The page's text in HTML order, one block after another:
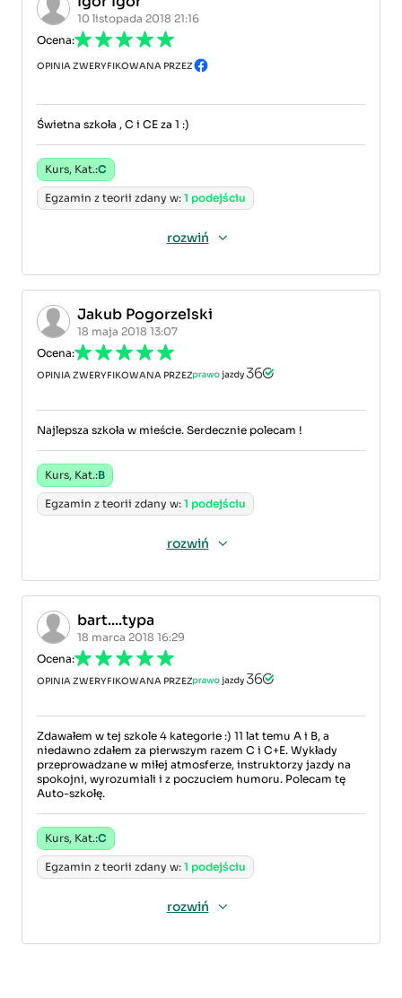
10 listopada 2018 21:16
Ocena:
OPINIA ZWERYFIKOWANA PRZEZ
Świetna szkoła , C i CE za 1 :)
Kurs, Kat.:C
Egzamin z teorii zdany w: 1 podejściu
rozwiń
Jakub Pogorzelski
18 maja 2018 13:07
Ocena:
OPINIA ZWERYFIKOWANA PRZEZ
Najlepsza szkoła w mieście. Serdecznie polecam !
Kurs, Kat.:B
Egzamin z teorii zdany w: 1 podejściu
rozwiń
bart....typa
18 marca 2018 16:29
Ocena:
OPINIA ZWERYFIKOWANA PRZEZ
Zdawałem w tej szkole 4 kategorie :) 11 lat temu A i B, a
niedawno zdałem za pierwszym razem C i C+E. Wykłady
przeprowadzane w miłej atmosferze, instruktorzy jazdy na
spokojni, wyrozumiali i z poczuciem humoru. Polecam tę
Auto-szkołę.
Kurs, Kat.:C
Egzamin z teorii zdany w: 1 podejściu
rozwiń